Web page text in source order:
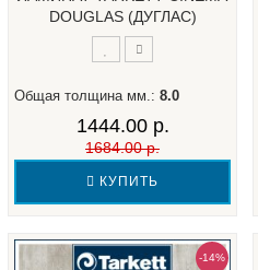
DOUGLAS (ДУГЛАС)
Общая толщина мм.: 8.0
1444.00 р.
1684.00 р.
КУПИТЬ
-14%